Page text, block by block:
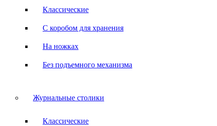
Классические
С коробом для хранения
На ножках
Без подъемного механизма
Журнальные столики
Классические